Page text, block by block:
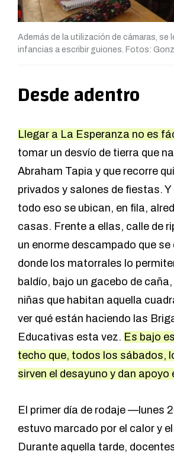
Además de la utilización de cámaras, se
infancias a escribir guiones. Fotos:
Desde adentro
Llegar a La Esperanza no es
tomar un desvío de tierra que
Abraham Tapia y que recorre
privados y salones de fiestas. Y
todo eso se ubican, en fila,
casas. Frente a ellas, calle de
un enorme descampado que
donde los matorrales lo
baldío, bajo un gacebo de
niñas que habitan aquella
ver qué están haciendo las
Educativas esta vez. Es bajo
techo que, todos los sábados,
sirven el desayuno y dan apoyo
El primer día de rodaje —lunes
estuvo marcado por el calor y
Durante aquella tarde,